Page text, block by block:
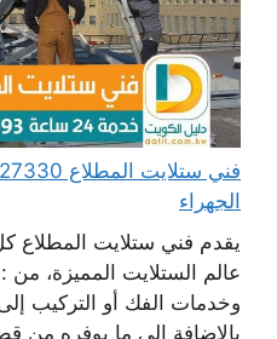
الجهراء
يقدم فني ستلايت المطلاع
عالم الستلايت المميزة، من
وخدمات الفك أو التركيب
بالإضافة إلى ما يوفره من